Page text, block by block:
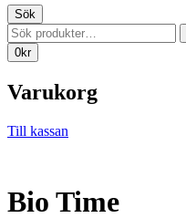
Sök
Sök
efter:
0kr
Varukorg
Till kassan
Bio Time